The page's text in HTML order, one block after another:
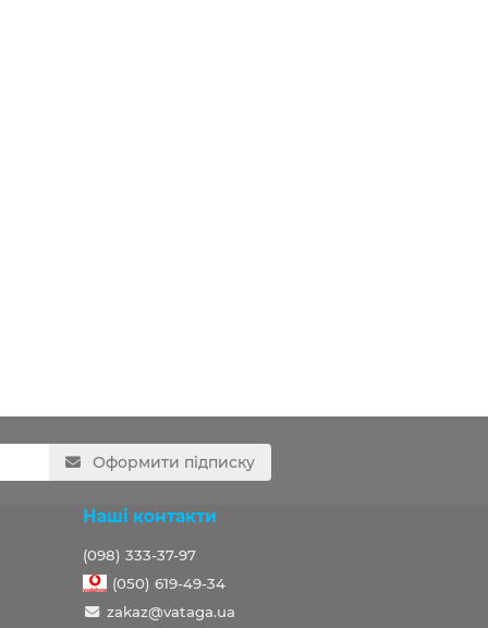
Оформити підписку
Наші контакти
(098) 333-37-97
(050) 619-49-34
zakaz@vataga.ua